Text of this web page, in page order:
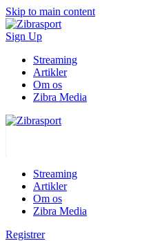
Skip to main content
Sign Up
Streaming
Artikler
Om os
Zibra Media
Streaming
Artikler
Om os
Zibra Media
Registrer